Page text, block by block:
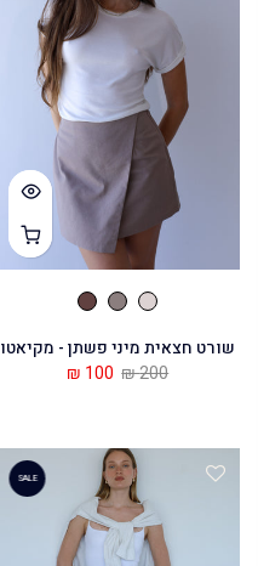
שורט חצאית מיני פשתן - מקיאטו
200 ₪
100 ₪
SALE